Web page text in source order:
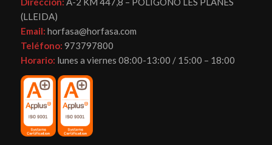
(LLEIDA)
Email: horfasa@horfasa.com
Teléfono: 973797800
Horario: lunes a viernes 08:00-13:00 / 15:00 – 18:00